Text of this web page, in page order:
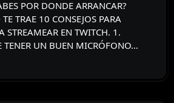
POR DONDE ARRANCAR?
TRAE 10 CONSEJOS PARA
STREAMEAR EN TWITCH. 1.
TENER UN BUEN MICRÓFONO…